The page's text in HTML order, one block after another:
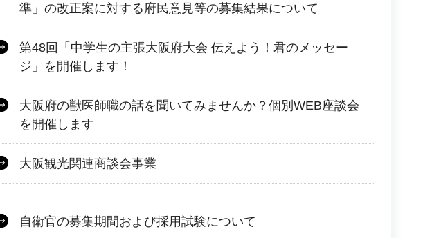
準」の改正案に対する府民意見等の募集結果について
第48回「中学生の主張大阪府大会 伝えよう！君のメッセー
ジ」を開催します！
大阪府の獣医師職の話を聞いてみませんか？個別WEB座談会
を開催します
大阪観光関連商談会事業
自衛官の募集期間および採用試験について